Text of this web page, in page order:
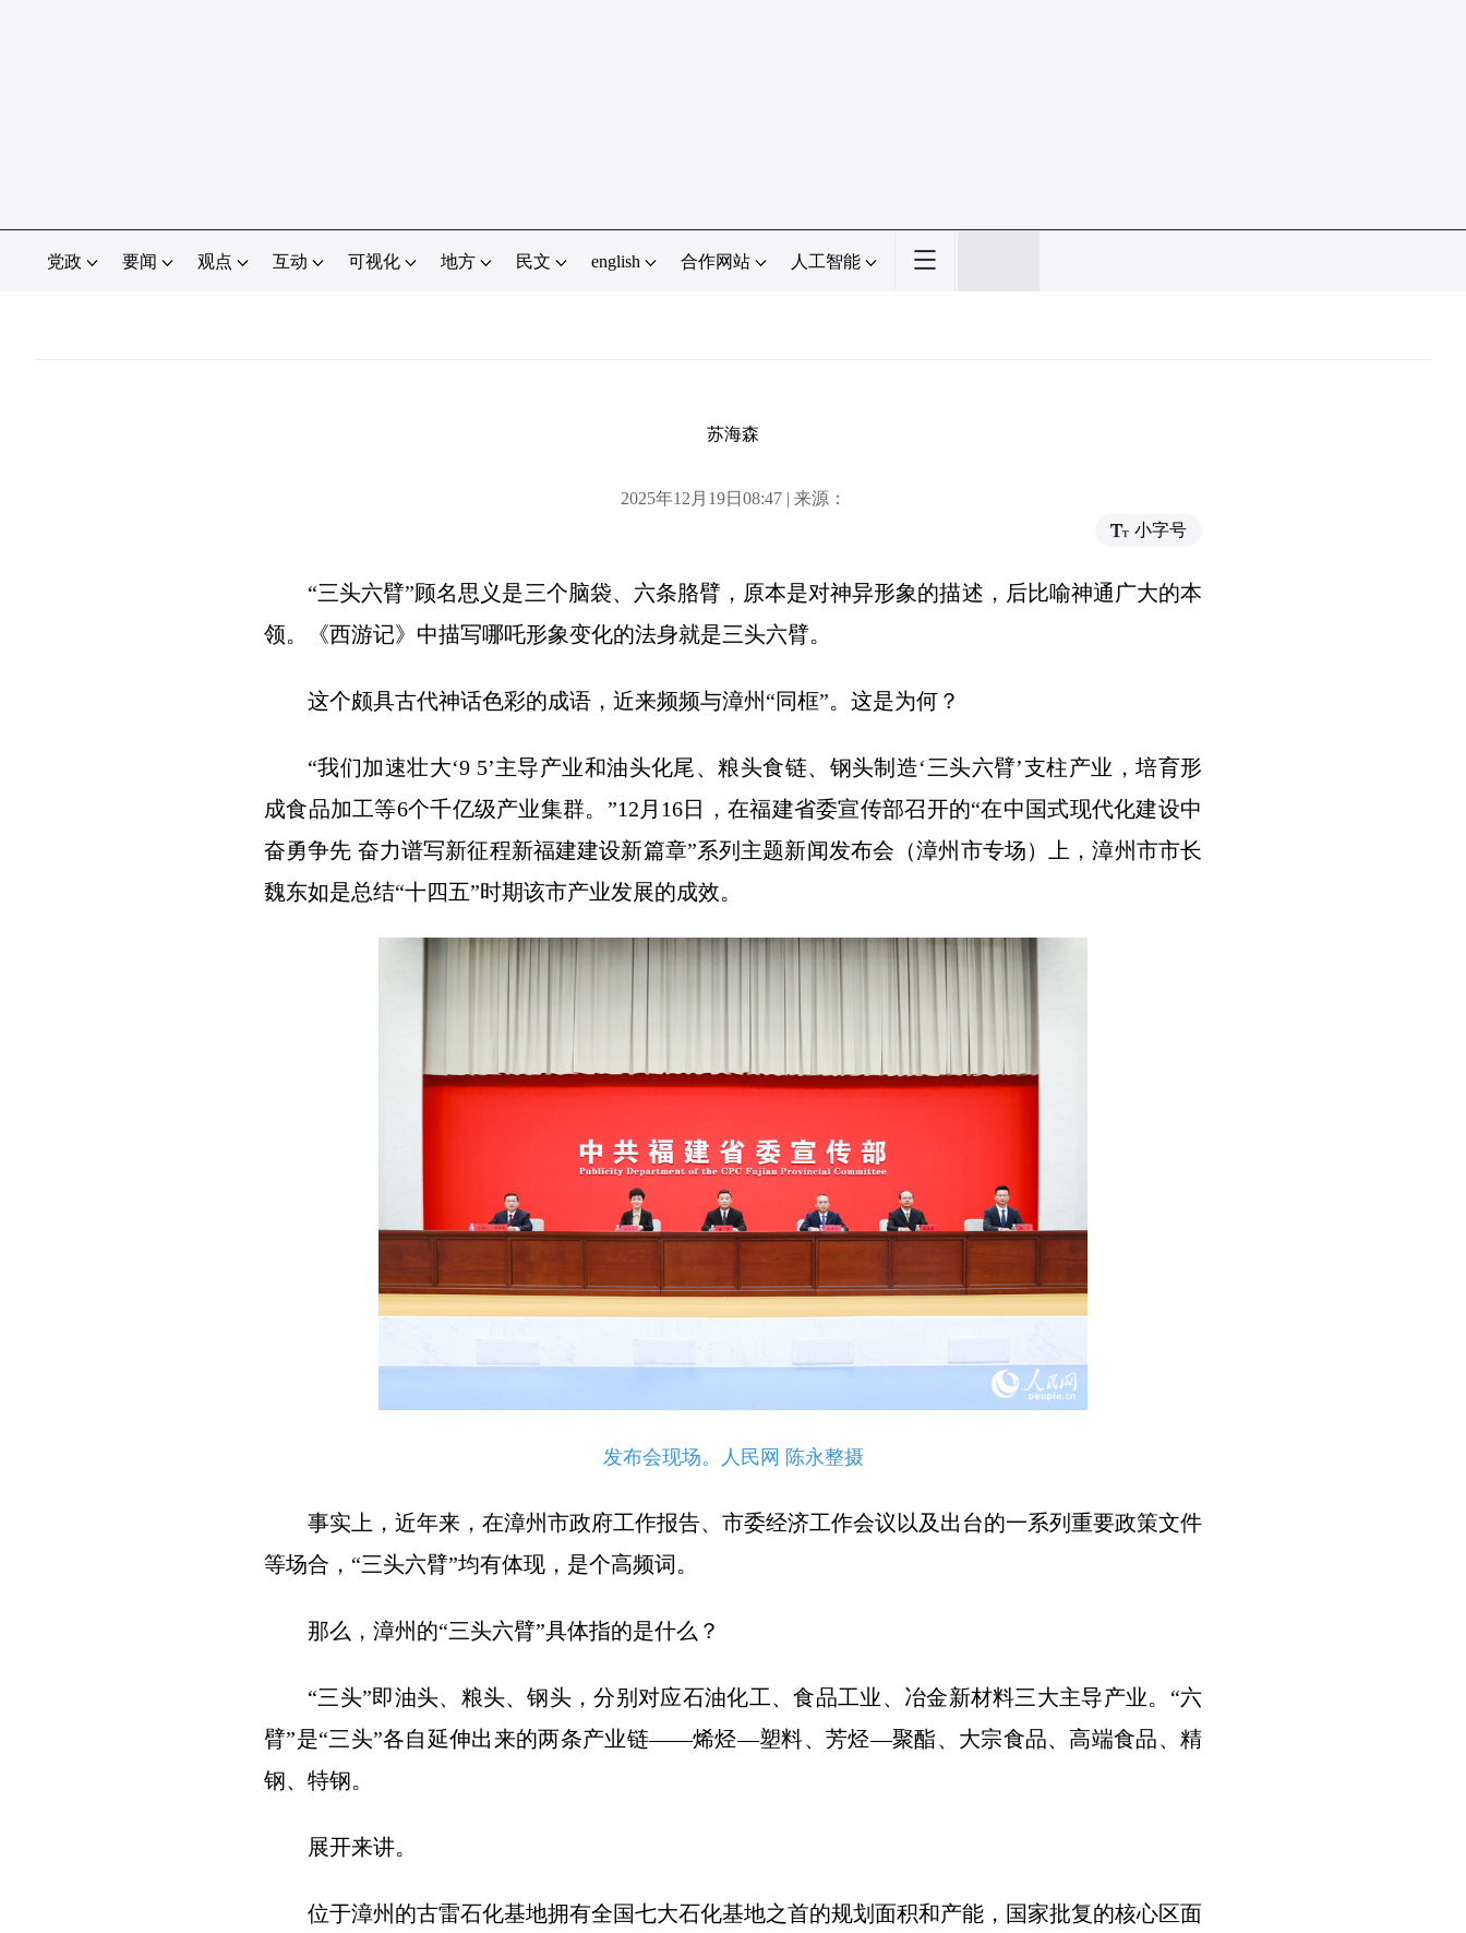
党政 要闻 观点 互动 可视化 地方 民文 english 合作网站 人工智能
苏海森
2025年12月19日08:47 | 来源：
小字号
“三头六臂”顾名思义是三个脑袋、六条胳臂，原本是对神异形象的描述，后比喻神通广大的本
领。《西游记》中描写哪吒形象变化的法身就是三头六臂。
这个颇具古代神话色彩的成语，近来频频与漳州“同框”。这是为何？
“我们加速壮大‘9 5’主导产业和油头化尾、粮头食链、钢头制造‘三头六臂’支柱产业，培育形
成食品加工等6个千亿级产业集群。”12月16日，在福建省委宣传部召开的“在中国式现代化建设中
奋勇争先 奋力谱写新征程新福建建设新篇章”系列主题新闻发布会（漳州市专场）上，漳州市市长
魏东如是总结“十四五”时期该市产业发展的成效。
发布会现场。人民网 陈永整摄
事实上，近年来，在漳州市政府工作报告、市委经济工作会议以及出台的一系列重要政策文件
等场合，“三头六臂”均有体现，是个高频词。
那么，漳州的“三头六臂”具体指的是什么？
“三头”即油头、粮头、钢头，分别对应石油化工、食品工业、冶金新材料三大主导产业。“六
臂”是“三头”各自延伸出来的两条产业链——烯烃—塑料、芳烃—聚酯、大宗食品、高端食品、精
钢、特钢。
展开来讲。
位于漳州的古雷石化基地拥有全国七大石化基地之首的规划面积和产能，国家批复的核心区面